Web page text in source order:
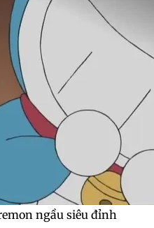
ngầu siêu đỉnh